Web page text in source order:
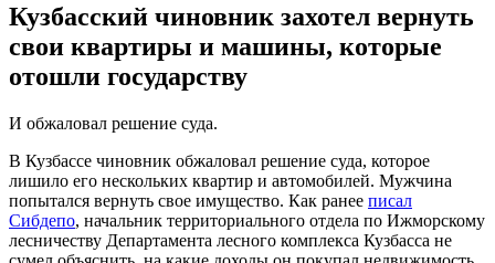
Кузбасский чиновник захотел вернуть
свои квартиры и машины, которые
отошли государству
И обжаловал решение суда.
В Кузбассе чиновник обжаловал решение суда, которое
лишило его нескольких квартир и автомобилей. Мужчина
попытался вернуть свое имущество. Как ранее писал
Сибдепо, начальник территориального отдела по Ижморскому
лесничеству Департамента лесного комплекса Кузбасса не